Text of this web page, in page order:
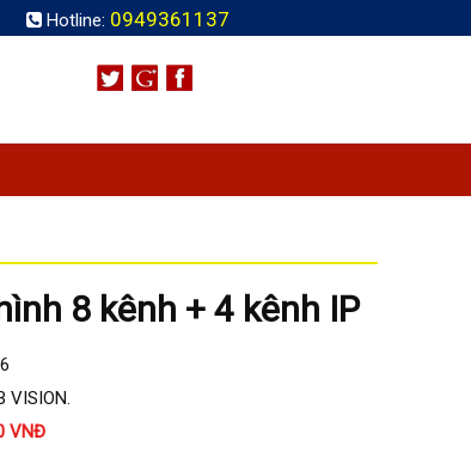
Hotline: 0949361137
8 kênh + 4 kênh IP
VISION.
VNĐ